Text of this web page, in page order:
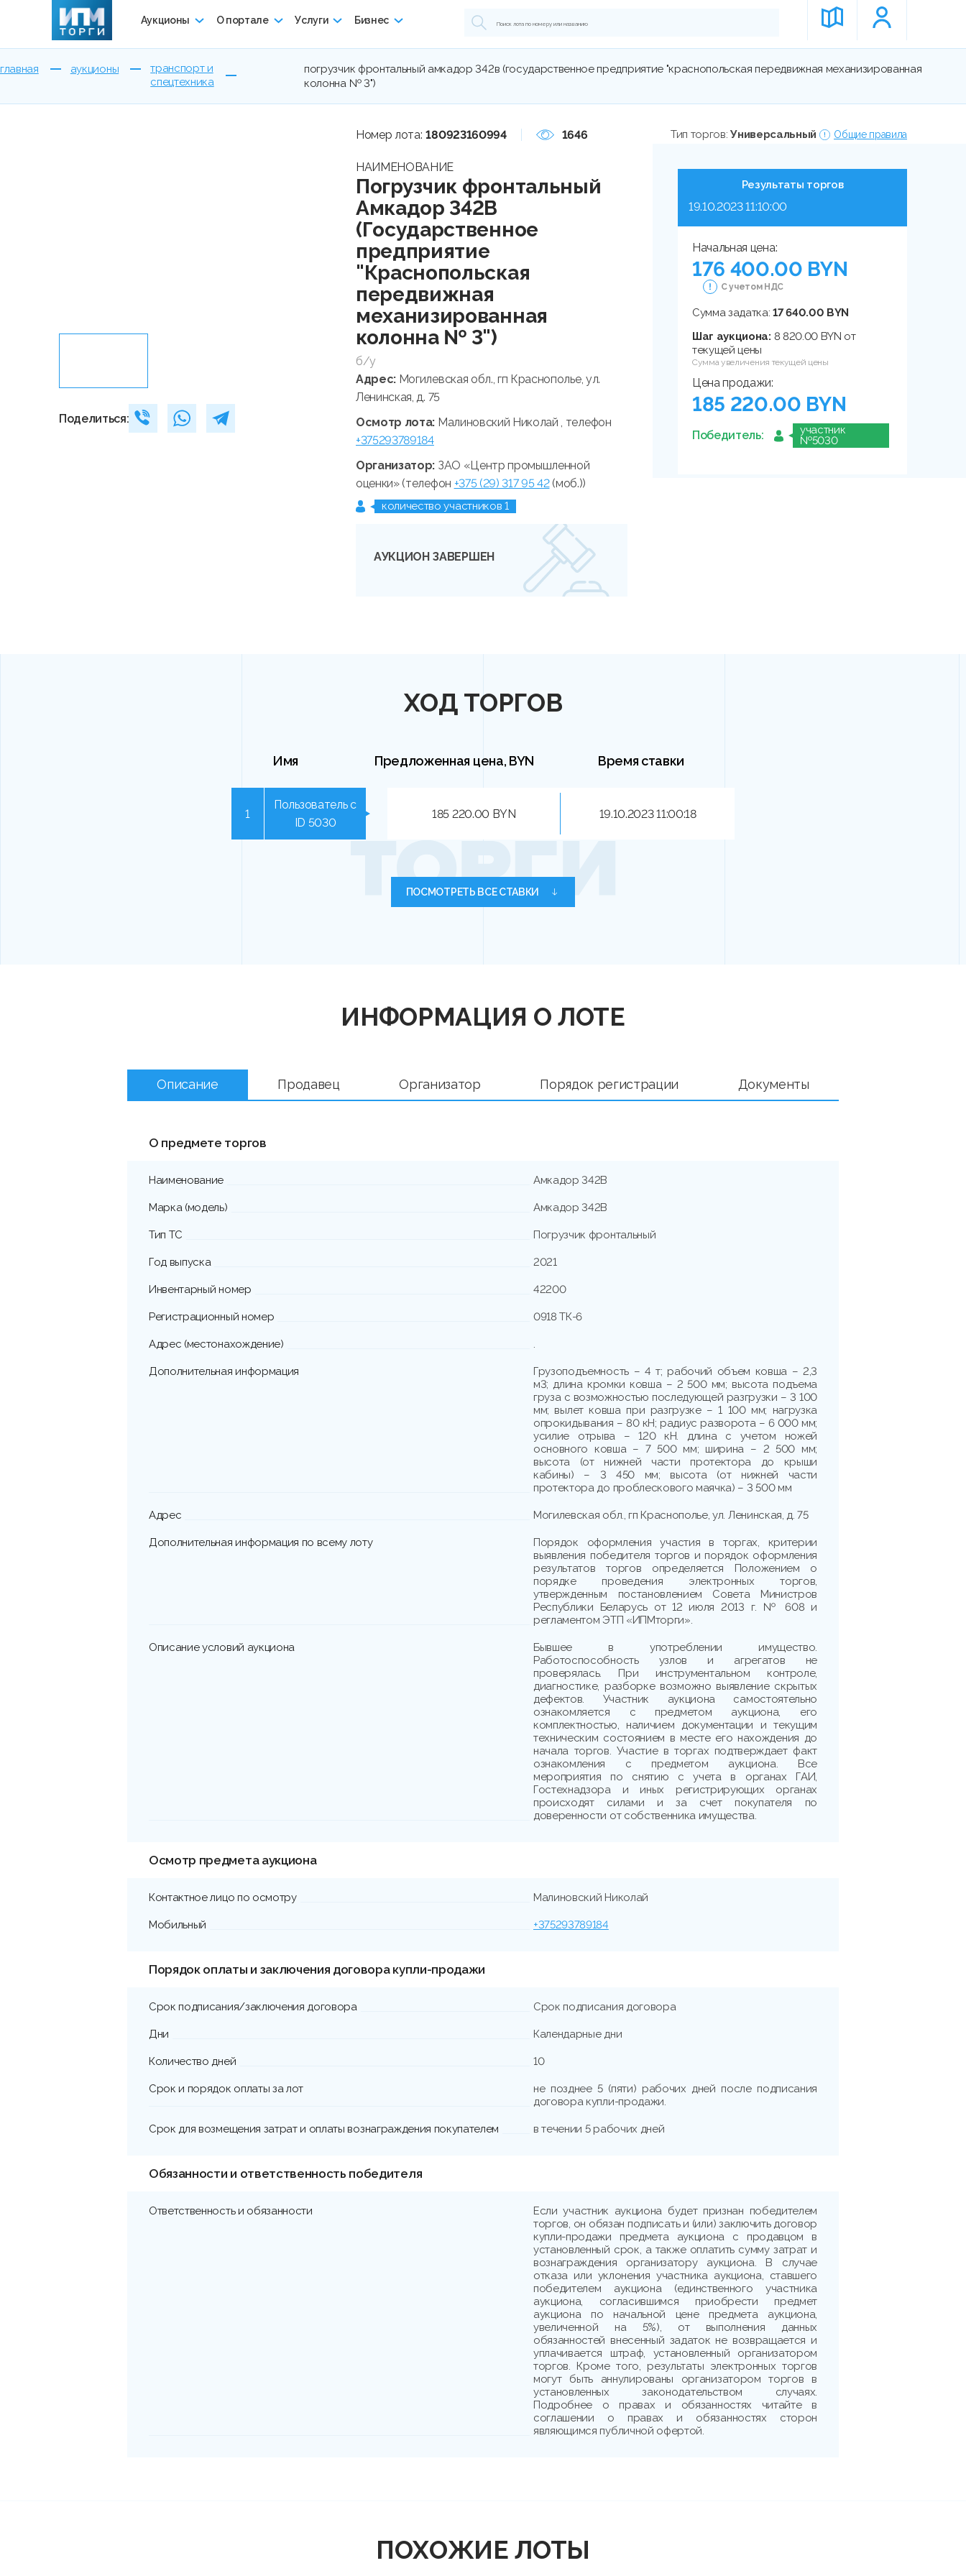
Аукционы О портале Услуги Бизнес
главная аукционы
транспорт и
спецтехника
погрузчик фронтальный амкадор 342в (государственное предприятие "краснопольская передвижная механизированная
колонна № 3")
Поделиться:
Номер лота: 180923160994 1646
НАИМЕНОВАНИЕ
Погрузчик фронтальный
Амкадор 342В
(Государственное
предприятие
"Краснопольская
передвижная
механизированная
колонна № 3")
б/у
Адрес: Могилевская обл., гп Краснополье, ул.
Ленинская, д. 75
Осмотр лота: Малиновский Николай , телефон
+375293789184
Организатор: ЗАО «Центр промышленной
оценки» (телефон +375 (29) 317 95 42(моб.))
количество участников 1
АУКЦИОН ЗАВЕРШЕН
Тип торгов:Универсальный Общие правила
Результаты торгов
19.10.2023 11:10:00
Начальная цена:
176 400.00 BYN
С учетом НДС
Сумма задатка:17 640.00 BYN
Шаг аукциона: 8 820.00 BYN от
текущей цены
Сумма увеличения текущей цены
Цена продажи:
185 220.00 BYN
Победитель:
участник
№5030
ХОД ТОРГОВ
Имя Предложенная цена, BYN Время ставки
1
Пользователь с
ID 5030
185 220.00 BYN 19.10.2023 11:00:18
ПОСМОТРЕТЬ ВСЕ СТАВКИ
ИНФОРМАЦИЯ О ЛОТЕ
Описание Продавец Организатор Порядок регистрации Документы
О предмете торгов
Наименование Амкадор 342В
Марка (модель) Амкадор 342В
Тип ТС Погрузчик фронтальный
Год выпуска 2021
Инвентарный номер 42200
Регистрационный номер 0918 ТК-6
Адрес (местонахождение) .
Дополнительная информация
Грузоподъемность – 4 т; рабочий объем ковша – 2,3
м3; длина кромки ковша – 2 500 мм; высота подъема
груза с возможностью последующей разгрузки – 3 100
мм; вылет ковша при разгрузке – 1 100 мм; нагрузка
опрокидывания – 80 кН; радиус разворота – 6 000 мм;
усилие отрыва – 120 кН. длина с учетом ножей
основного ковша – 7 500 мм; ширина – 2 500 мм;
высота (от нижней части протектора до крыши
кабины) – 3 450 мм; высота (от нижней части
протектора до проблескового маячка) – 3 500 мм
Адрес Могилевская обл., гп Краснополье, ул. Ленинская, д. 75
Дополнительная информация по всему лоту
Порядок оформления участия в торгах, критерии
выявления победителя торгов и порядок оформления
результатов торгов определяется Положением о
порядке проведения электронных торгов,
утвержденным постановлением Совета Министров
Республики Беларусь от 12 июля 2013 г. № 608 и
регламентом ЭТП «ИПМторги».
Описание условий аукциона
Бывшее в употреблении имущество.
Работоспособность узлов и агрегатов не
проверялась. При инструментальном контроле,
диагностике, разборке возможно выявление скрытых
дефектов. Участник аукциона самостоятельно
ознакомляется с предметом аукциона, его
комплектностью, наличием документации и текущим
техническим состоянием в месте его нахождения до
начала торгов. Участие в торгах подтверждает факт
ознакомления с предметом аукциона. Все
мероприятия по снятию с учета в органах ГАИ,
Гостехнадзора и иных регистрирующих органах
происходят силами и за счет покупателя по
доверенности от собственника имущества.
Осмотр предмета аукциона
Контактное лицо по осмотру Малиновский Николай
Мобильный +375293789184
Порядок оплаты и заключения договора купли-продажи
Срок подписания/заключения договора Срок подписания договора
Дни Календарные дни
Количество дней 10
Срок и порядок оплаты за лот
не позднее 5 (пяти) рабочих дней после подписания
договора купли-продажи.
Срок для возмещения затрат и оплаты вознаграждения покупателем в течении 5 рабочих дней
Обязанности и ответственность победителя
Ответственность и обязанности
Если участник аукциона будет признан победителем
торгов, он обязан подписать и (или) заключить договор
купли-продажи предмета аукциона с продавцом в
установленный срок, а также оплатить сумму затрат и
вознаграждения организатору аукциона. В случае
отказа или уклонения участника аукциона, ставшего
победителем аукциона (единственного участника
аукциона, согласившимся приобрести предмет
аукциона по начальной цене предмета аукциона,
увеличенной на 5%), от выполнения данных
обязанностей внесенный задаток не возвращается и
уплачивается штраф, установленный организатором
торгов. Кроме того, результаты электронных торгов
могут быть аннулированы организатором торгов в
установленных законодательством случаях.
Подробнее о правах и обязанностях читайте в
соглашении о правах и обязанностях сторон
являющимся публичной офертой.
ПОХОЖИЕ ЛОТЫ